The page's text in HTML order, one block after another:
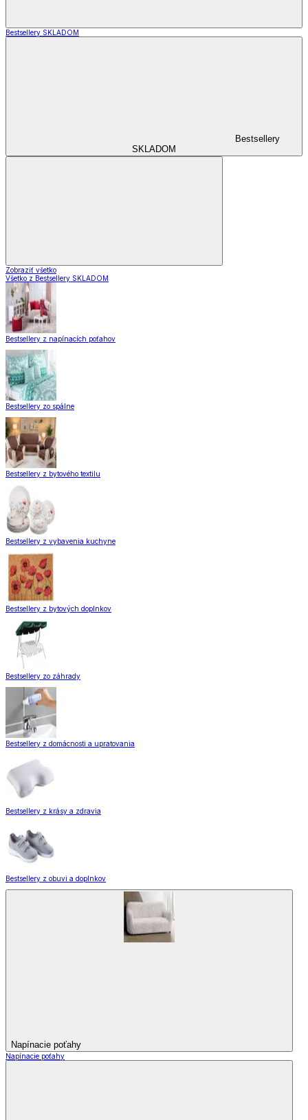
Bestsellery SKLADOM
Bestsellery
SKLADOM
Zobraziť všetko
Všetko z Bestsellery SKLADOM
Bestsellery z napínacích poťahov
Bestsellery zo spálne
Bestsellery z bytového textilu
Bestsellery z vybavenia kuchyne
Bestsellery z bytových doplnkov
Bestsellery zo záhrady
Bestsellery z domácnosti a upratovania
Bestsellery z krásy a zdravia
Bestsellery z obuvi a doplnkov
Napínacie poťahy
Napínacie poťahy